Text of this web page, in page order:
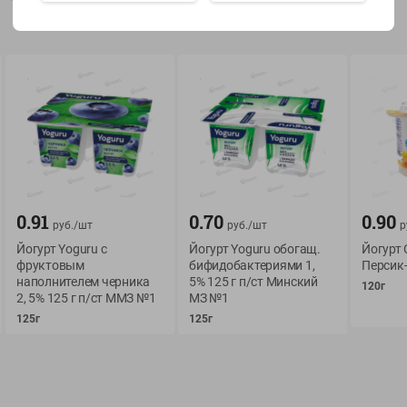
О сервисе
Условия доставки
Возврат товара
Оформление заказа
Мой Green
Обратная связь
0.91 руб./шт
Йогурт Yoguru с
фруктовым
наполнителем черника
2, 5% 125 г п/ст ММЗ №1
125г
0.70 руб./шт
Йогурт Yoguru обогащ.
бифидобактериями 1,
5% 125 г п/ст Минский
МЗ №1
125г
0.90
Йогурт
120г